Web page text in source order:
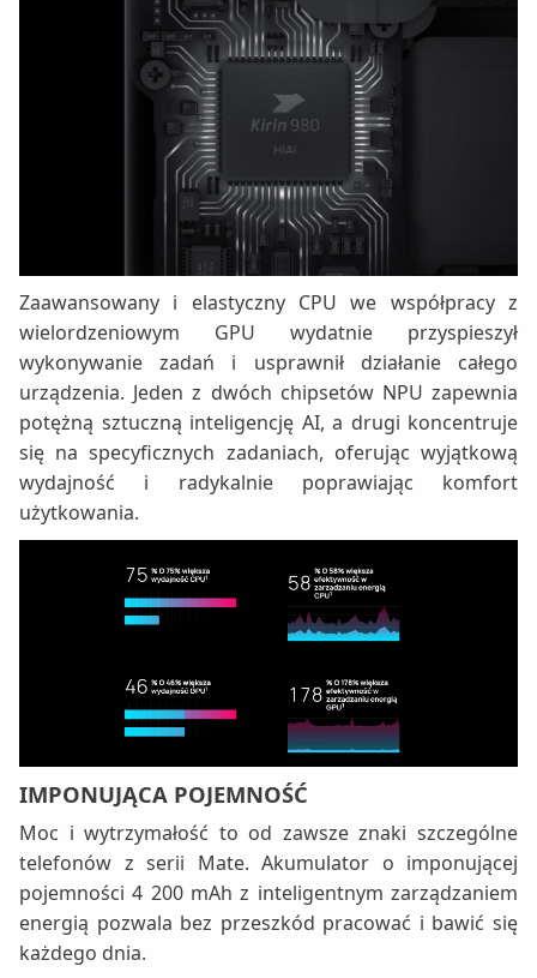
Zaawansowany i elastyczny CPU we współpracy z
wielordzeniowym GPU wydatnie przyspieszył
wykonywanie zadań i usprawnił działanie całego
urządzenia. Jeden z dwóch chipsetów NPU zapewnia
potężną sztuczną inteligencję AI, a drugi koncentruje
się na specyficznych zadaniach, oferując wyjątkową
wydajność i radykalnie poprawiając komfort
użytkowania.
IMPONUJĄCA POJEMNOŚĆ
Moc i wytrzymałość to od zawsze znaki szczególne
telefonów z serii Mate. Akumulator o imponującej
pojemności 4 200 mAh z inteligentnym zarządzaniem
energią pozwala bez przeszkód pracować i bawić się
każdego dnia.